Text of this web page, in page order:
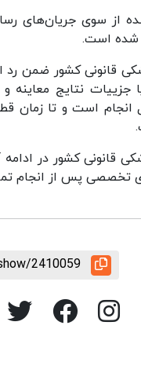
از سوی جریان‌های
شده است.
قانونی کشور ضمن رد
نتایج معاینه
است و تا زمان
قانونی کشور در
پس از انجام
2410059